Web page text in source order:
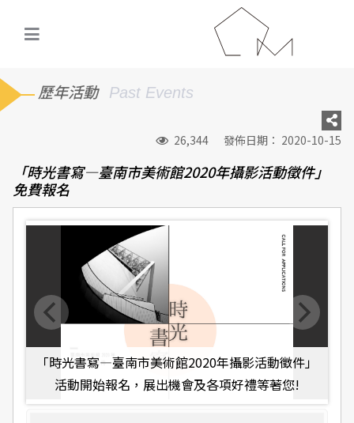
歷年活動 Past Events
26,344 發佈日期： 2020-10-15
「時光書寫—臺南市美術館2020年攝影活動徵件」
免費報名
「時光書寫—臺南市美術館2020年攝影活動徵件」
活動開始報名，展出機會及各項好禮等著您!